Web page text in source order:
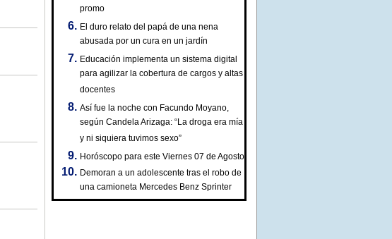
promo
El duro relato del papá de una nena
abusada por un cura en un jardín
Educación implementa un sistema digital
para agilizar la cobertura de cargos y altas
docentes
Así fue la noche con Facundo Moyano,
según Candela Arizaga: “La droga era mía
y ni siquiera tuvimos sexo”
Horóscopo para este Viernes 07 de Agosto
Demoran a un adolescente tras el robo de
una camioneta Mercedes Benz Sprinter